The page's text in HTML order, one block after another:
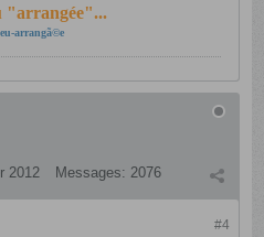
"arrangée"...
arrangã©e
2012 Messages: 2076
#4